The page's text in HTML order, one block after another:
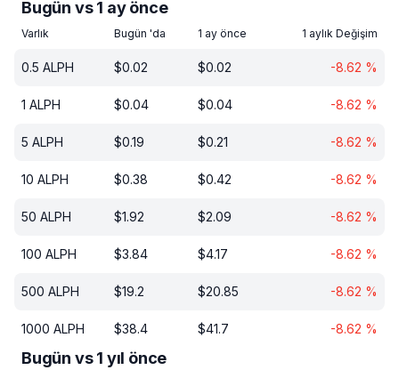
Bugün vs 1 ay önce
Varlık Bugün 'da 1 ay önce 1 aylık Değişim
0.5 ALPH $0.02 $0.02 -8.62 %
1 ALPH $0.04 $0.04 -8.62 %
5 ALPH $0.19 $0.21 -8.62 %
10 ALPH $0.38 $0.42 -8.62 %
50 ALPH $1.92 $2.09 -8.62 %
100 ALPH $3.84 $4.17 -8.62 %
500 ALPH $19.2 $20.85 -8.62 %
1000 ALPH $38.4 $41.7 -8.62 %
Bugün vs 1 yıl önce